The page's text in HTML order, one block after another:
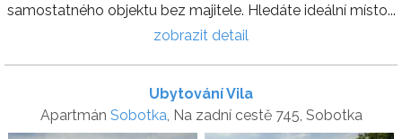
samostatného objektu bez majitele. Hledáte ideální místo...
zobrazit detail
Ubytování Vila
Apartmán Sobotka , Na zadní cestě 745, Sobotka